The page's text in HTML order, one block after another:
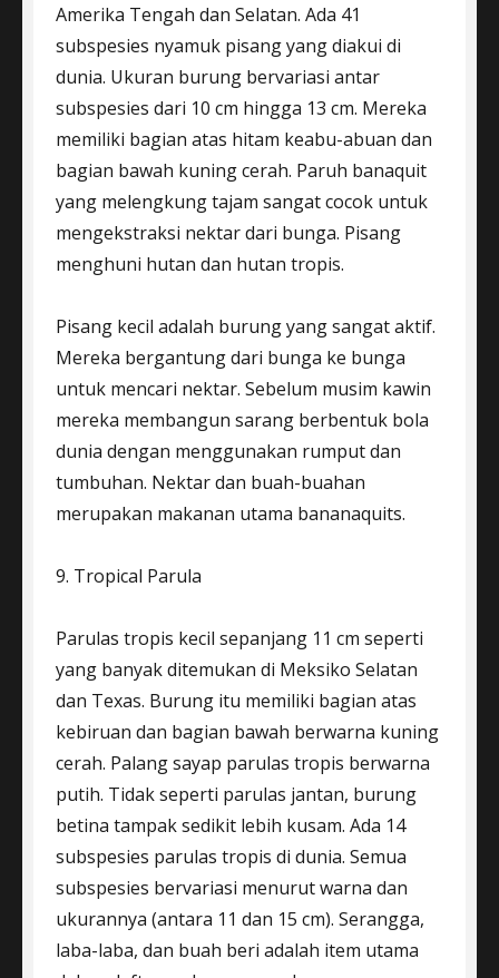
Amerika Tengah dan Selatan. Ada 41
subspesies nyamuk pisang yang diakui di
dunia. Ukuran burung bervariasi antar
subspesies dari 10 cm hingga 13 cm. Mereka
memiliki bagian atas hitam keabu-abuan dan
bagian bawah kuning cerah. Paruh banaquit
yang melengkung tajam sangat cocok untuk
mengekstraksi nektar dari bunga. Pisang
menghuni hutan dan hutan tropis.
Pisang kecil adalah burung yang sangat aktif.
Mereka bergantung dari bunga ke bunga
untuk mencari nektar. Sebelum musim kawin
mereka membangun sarang berbentuk bola
dunia dengan menggunakan rumput dan
tumbuhan. Nektar dan buah-buahan
merupakan makanan utama bananaquits.
9. Tropical Parula
Parulas tropis kecil sepanjang 11 cm seperti
yang banyak ditemukan di Meksiko Selatan
dan Texas. Burung itu memiliki bagian atas
kebiruan dan bagian bawah berwarna kuning
cerah. Palang sayap parulas tropis berwarna
putih. Tidak seperti parulas jantan, burung
betina tampak sedikit lebih kusam. Ada 14
subspesies parulas tropis di dunia. Semua
subspesies bervariasi menurut warna dan
ukurannya (antara 11 dan 15 cm). Serangga,
laba-laba, dan buah beri adalah item utama